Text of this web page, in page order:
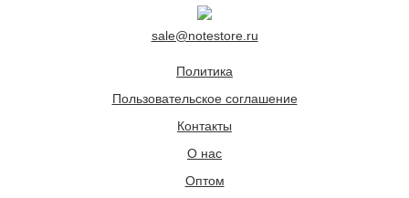
sale@notestore.ru
Политика
Пользовательское соглашение
Контакты
О нас
Оптом